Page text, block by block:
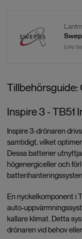
EAN:
Tillbehörsguide:
Inspire 3 - TB51
Inspire 3-drönaren
samtidigt, vilket
Dessa batterier
högenergiceller och
En nyckelkomponent i
auto-
kallare klimat. Detta
drönaren vid behov